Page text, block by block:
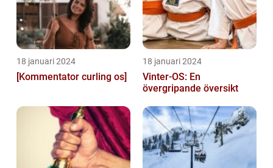
18 januari 2024
[Kommentator curling os]
18 januari 2024
Vinter-OS: En
övergripande översikt